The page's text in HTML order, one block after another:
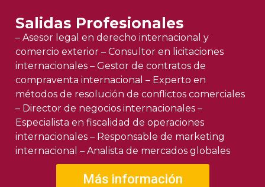
Salidas Profesionales
– Asesor legal en derecho internacional y
comercio exterior – Consultor en licitaciones
internacionales – Gestor de contratos de
compraventa internacional – Experto en
métodos de resolución de conflictos comerciales
– Director de negocios internacionales –
Especialista en fiscalidad de operaciones
internacionales – Responsable de marketing
internacional – Analista de mercados globales
Más información